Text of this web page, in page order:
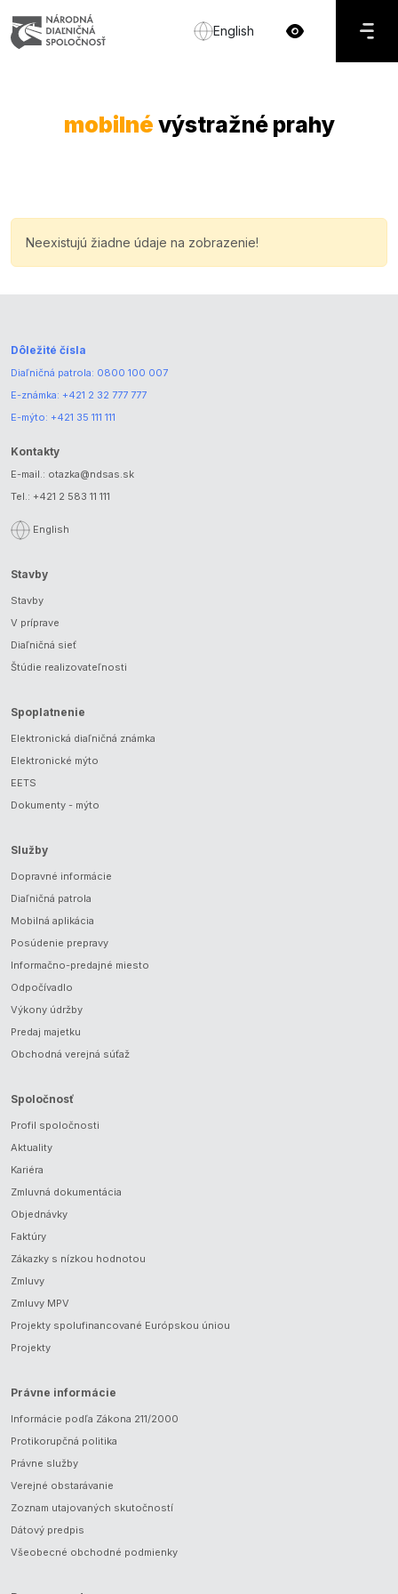
English
mobilné výstražné prahy
Neexistujú žiadne údaje na zobrazenie!
Dôležité čísla
Diaľničná patrola: 0800 100 007
E-známka: +421 2 32 777 777
E-mýto: +421 35 111 111
Kontakty
E-mail.: otazka@ndsas.sk
Tel.: +421 2 583 11 111
English
Stavby
Stavby
V príprave
Diaľničná sieť
Štúdie realizovateľnosti
Spoplatnenie
Elektronická diaľničná známka
Elektronické mýto
EETS
Dokumenty - mýto
Služby
Dopravné informácie
Diaľničná patrola
Mobilná aplikácia
Posúdenie prepravy
Informačno-predajné miesto
Odpočívadlo
Výkony údržby
Predaj majetku
Obchodná verejná súťaž
Spoločnosť
Profil spoločnosti
Aktuality
Kariéra
Zmluvná dokumentácia
Objednávky
Faktúry
Zákazky s nízkou hodnotou
Zmluvy
Zmluvy MPV
Projekty spolufinancované Európskou úniou
Projekty
Právne informácie
Informácie podľa Zákona 211/2000
Protikorupčná politika
Právne služby
Verejné obstarávanie
Zoznam utajovaných skutočností
Dátový predpis
Všeobecné obchodné podmienky